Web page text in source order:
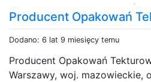
Producent Opakowań
Dodano: 6 lat 9 miesięcy temu
Producent Opakowań
Warszawy, woj. mazowieckie,